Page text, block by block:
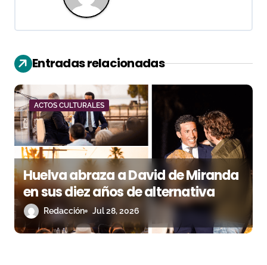
i
ó
n
d
e
e
n
t
r
Entradas relacionadas
ACTOS CULTURALES
Huelva abraza a David de Miranda
en sus diez años de alternativa
Redacción Jul 28, 2026